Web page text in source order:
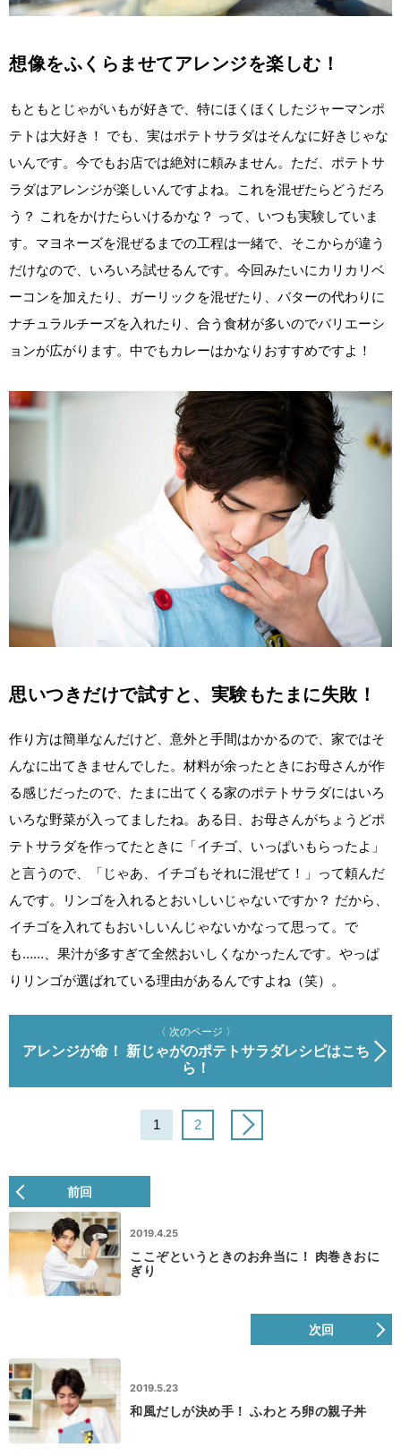
想像をふくらませてアレンジを楽しむ！
もともとじゃがいもが好きで、特にほくほくしたジャーマンポ
テトは大好き！ でも、実はポテトサラダはそんなに好きじゃな
いんです。今でもお店では絶対に頼みません。ただ、ポテトサ
ラダはアレンジが楽しいんですよね。これを混ぜたらどうだろ
う？ これをかけたらいけるかな？ って、いつも実験していま
す。マヨネーズを混ぜるまでの工程は一緒で、そこからが違う
だけなので、いろいろ試せるんです。今回みたいにカリカリベ
ーコンを加えたり、ガーリックを混ぜたり、バターの代わりに
ナチュラルチーズを入れたり、合う食材が多いのでバリエーシ
ョンが広がります。中でもカレーはかなりおすすめですよ！
思いつきだけで試すと、実験もたまに失敗！
作り方は簡単なんだけど、意外と手間はかかるので、家ではそ
んなに出てきませんでした。材料が余ったときにお母さんが作
る感じだったので、たまに出てくる家のポテトサラダにはいろ
いろな野菜が入ってましたね。ある日、お母さんがちょうどポ
テトサラダを作ってたときに「イチゴ、いっぱいもらったよ」
と言うので、「じゃあ、イチゴもそれに混ぜて！」って頼んだ
んです。リンゴを入れるとおいしいじゃないですか？ だから、
イチゴを入れてもおいしいんじゃないかなって思って。で
も……、果汁が多すぎて全然おいしくなかったんです。やっぱ
りリンゴが選ばれている理由があるんですよね（笑）。
〈 次のページ 〉
アレンジが命！ 新じゃがのポテトサラダレシピはこち
ら！
1 2
前回
2019.4.25
ここぞというときのお弁当に！ 肉巻きおに
ぎり
次回
2019.5.23
和風だしが決め手！ ふわとろ卵の親子丼